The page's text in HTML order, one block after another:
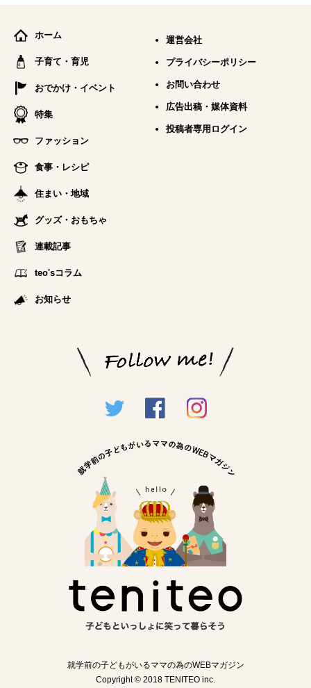
ホーム
子育て・育児
おでかけ・イベント
特集
ファッション
食事・レシピ
住まい・地域
グッズ・おもちゃ
連載記事
teo'sコラム
お知らせ
運営会社
プライバシーポリシー
お問い合わせ
広告出稿・媒体資料
投稿者専用ログイン
就学前の子どもがいるママの為のWEBマガジン
Copyright © 2018 TENITEO inc.